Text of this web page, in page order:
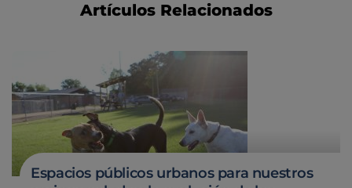
Artículos Relacionados
Espacios públicos urbanos para nuestros